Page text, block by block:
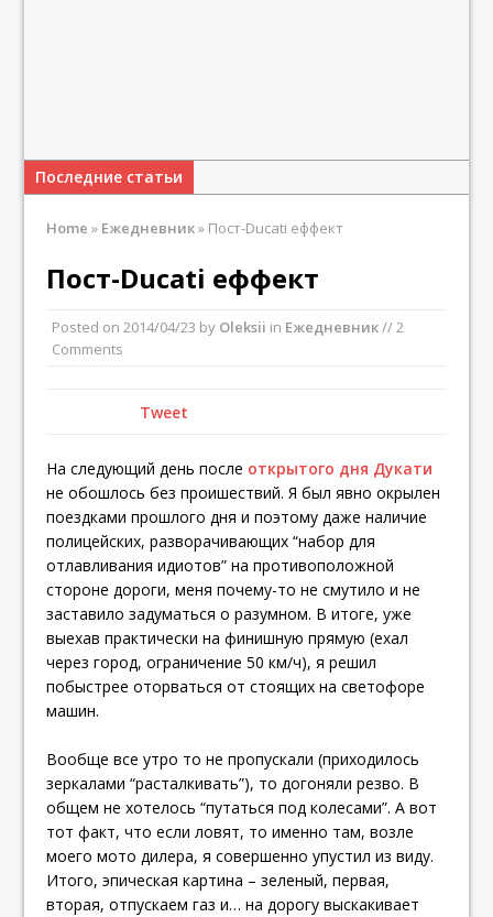
Последние статьи
Home » Ежедневник» Пост-Ducati еффект
Пост-Ducati еффект
Posted on 2014/04/23 by Oleksii in Ежедневник// 2
Comments
Tweet
На следующий день после открытого дня Дукати
не обошлось без проишествий. Я был явно окрылен
поездками прошлого дня и поэтому даже наличие
полицейских, разворачивающих “набор для
отлавливания идиотов” на противоположной
стороне дороги, меня почему-то не смутило и не
заставило задуматься о разумном. В итоге, уже
выехав практически на финишную прямую (ехал
через город, ограничение 50 км/ч), я решил
побыстрее оторваться от стоящих на светофоре
машин.
Вообще все утро то не пропускали (приходилось
зеркалами “расталкивать”), то догоняли резво. В
общем не хотелось “путаться под колесами”. А вот
тот факт, что если ловят, то именно там, возле
моего мото дилера, я совершенно упустил из виду.
Итого, эпическая картина – зеленый, первая,
вторая, отпускаем газ и… на дорогу выскакивает